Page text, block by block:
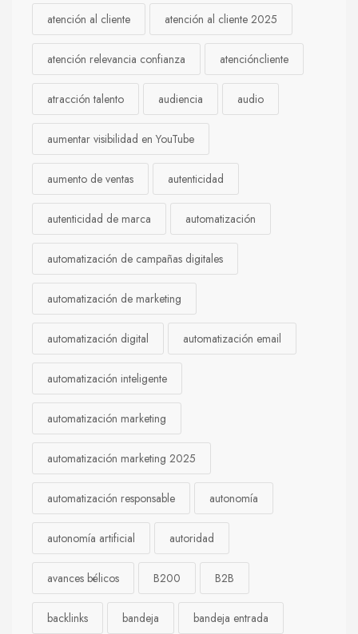
atención al cliente atención al cliente 2025
atención relevancia confianza atencióncliente
atracción talento audiencia audio
aumentar visibilidad en YouTube
aumento de ventas autenticidad
autenticidad de marca automatización
automatización de campañas digitales
automatización de marketing
automatización digital automatización email
automatización inteligente
automatización marketing
automatización marketing 2025
automatización responsable autonomía
autonomía artificial autoridad
avances bélicos B200 B2B
backlinks bandeja bandeja entrada